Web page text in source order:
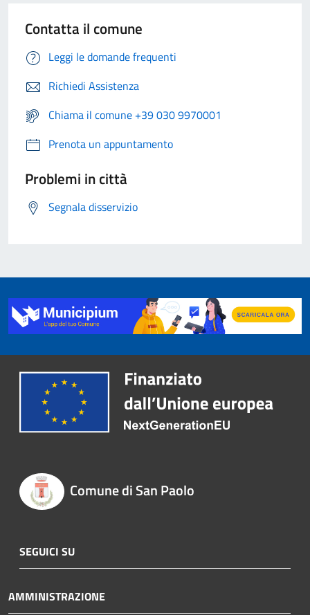
Contatta il comune
Leggi le domande frequenti
Richiedi Assistenza
Chiama il comune +39 030 9970001
Prenota un appuntamento
Problemi in città
Segnala disservizio
Comune di San Paolo
SEGUICI SU
AMMINISTRAZIONE